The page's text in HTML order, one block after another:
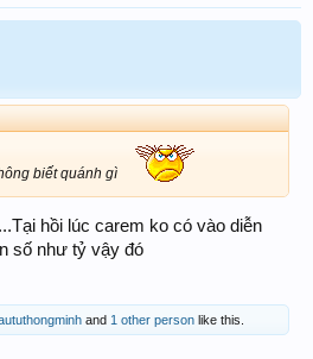
biết quánh gì
hồi lúc carem ko có vào diễn
số như tỷ vậy đó
and 1 other person like this.